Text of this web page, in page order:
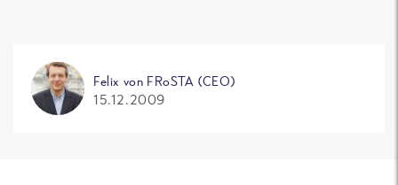
Felix von FRoSTA (CEO)
15.12.2009